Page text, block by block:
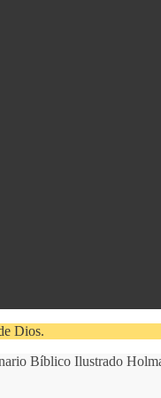
Dios.
Bíblico Ilustrado